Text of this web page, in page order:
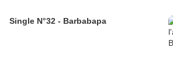
Single N°32 - Barbabapa